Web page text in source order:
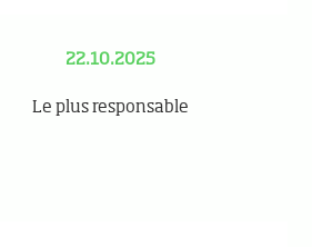
22.10.2025
Le plus responsable